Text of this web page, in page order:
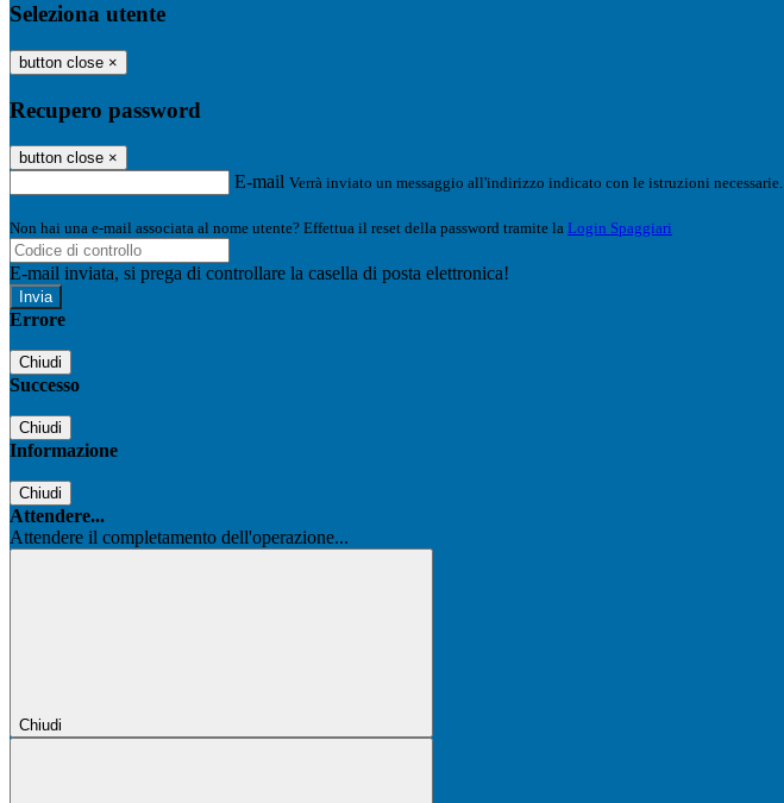
Seleziona utente
button close ×
Recupero password
button close ×
E-mail Verrà inviato un messaggio all'indirizzo indicato con le istruzioni necessarie.
Non hai una e-mail associata al nome utente? Effettua il reset della password tramite la Login Spaggiari
E-mail inviata, si prega di controllare la casella di posta elettronica!
Errore
Chiudi
Successo
Chiudi
Informazione
Chiudi
Attendere...
Attendere il completamento dell'operazione...
Chiudi